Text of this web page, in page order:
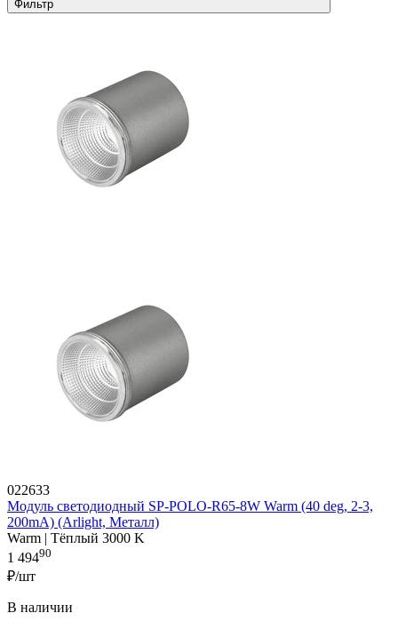
Фильтр
022633
Модуль светодиодный SP-POLO-R65-8W Warm (40 deg, 2-3,
200mA) (Arlight, Металл)
Warm | Тёплый 3000 K
1 49490
₽/шт
В наличии